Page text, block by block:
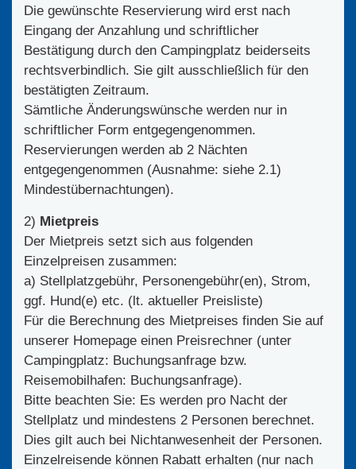
Die gewünschte Reservierung wird erst nach
Eingang der Anzahlung und schriftlicher
Bestätigung durch den Campingplatz beiderseits
rechtsverbindlich. Sie gilt ausschließlich für den
bestätigten Zeitraum.
Sämtliche Änderungswünsche werden nur in
schriftlicher Form entgegengenommen.
Reservierungen werden ab 2 Nächten
entgegengenommen (Ausnahme: siehe 2.1)
Mindestübernachtungen).
2) Mietpreis
Der Mietpreis setzt sich aus folgenden
Einzelpreisen zusammen:
a) Stellplatzgebühr, Personengebühr(en), Strom,
ggf. Hund(e) etc. (lt. aktueller Preisliste)
Für die Berechnung des Mietpreises finden Sie auf
unserer Homepage einen Preisrechner (unter
Campingplatz: Buchungsanfrage bzw.
Reisemobilhafen: Buchungsanfrage).
Bitte beachten Sie: Es werden pro Nacht der
Stellplatz und mindestens 2 Personen berechnet.
Dies gilt auch bei Nichtanwesenheit der Personen.
Einzelreisende können Rabatt erhalten (nur nach